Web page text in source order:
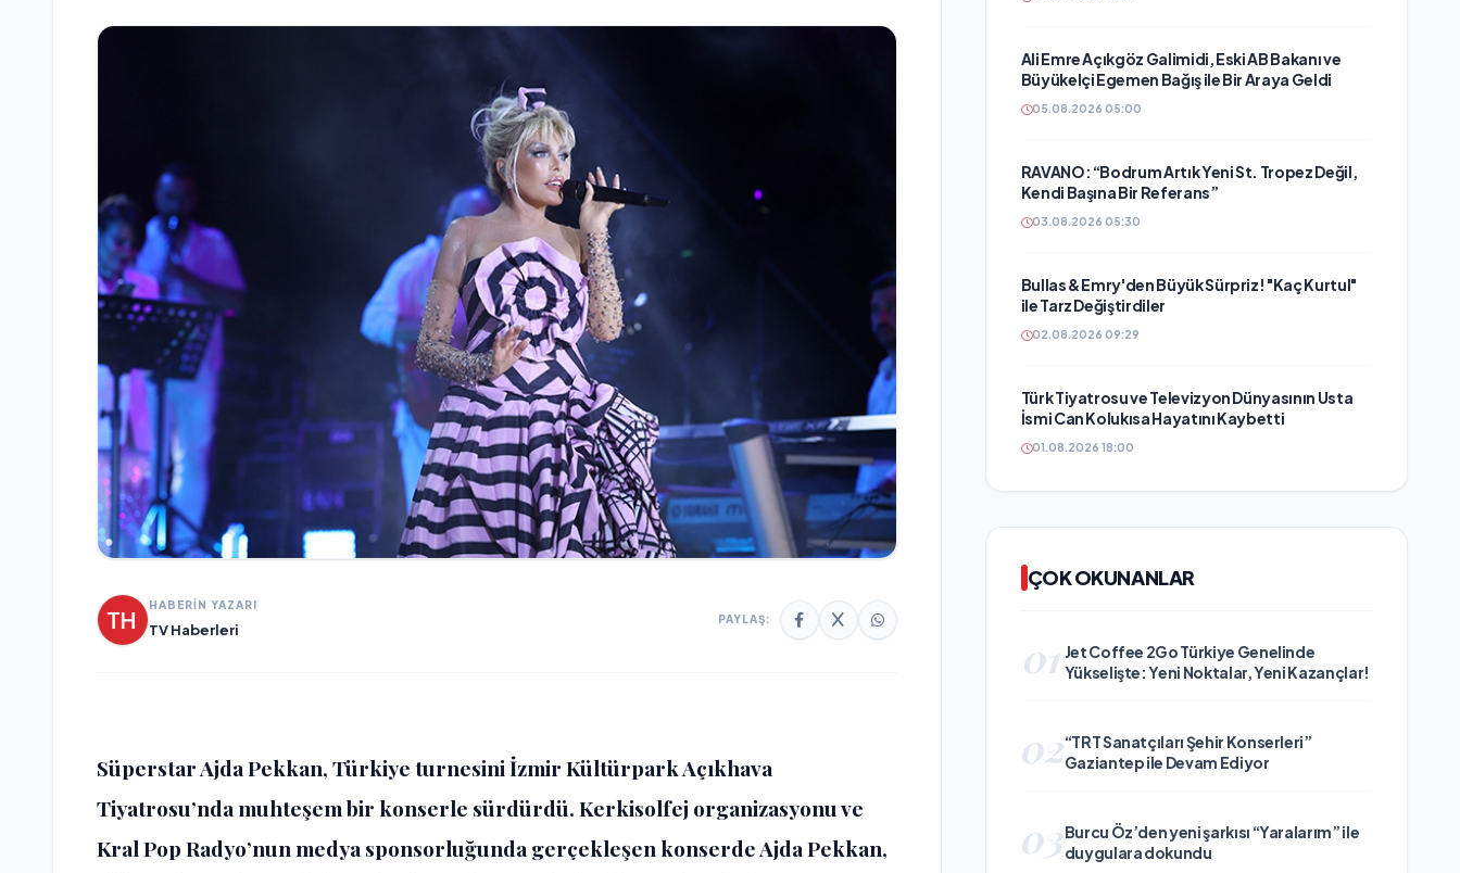
HABERİN YAZARI
TV Haberleri
PAYLAŞ:
Süperstar Ajda Pekkan, Türkiye turnesini İzmir Kültürpark Açıkhava
Tiyatrosu’nda muhteşem bir konserle sürdürdü. Kerkisolfej organizasyonu ve
Kral Pop Radyo’nun medya sponsorluğunda gerçekleşen konserde Ajda Pekkan,
Ali Emre Açıkgöz Galimidi, Eski AB Bakanı ve
Büyükelçi Egemen Bağış ile Bir Araya Geldi
05.08.2026 05:00
RAVANO: “Bodrum Artık Yeni St. Tropez Değil,
Kendi Başına Bir Referans”
03.08.2026 05:30
Bullas & Emry'den Büyük Sürpriz! "Kaç Kurtul"
ile Tarz Değiştirdiler
02.08.2026 09:29
Türk Tiyatrosu ve Televizyon Dünyasının Usta
İsmi Can Kolukısa Hayatını Kaybetti
01.08.2026 18:00
ÇOK OKUNANLAR
01 Jet Coffee 2Go Türkiye Genelinde
Yükselişte: Yeni Noktalar, Yeni Kazançlar!
02“TRT Sanatçıları Şehir Konserleri”
Gaziantep ile Devam Ediyor
03Burcu Öz’den yeni şarkısı “Yaralarım” ile
duygulara dokundu